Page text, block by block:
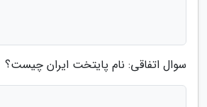
سوال اتفاقی: نام پایتخت ایران چیست؟